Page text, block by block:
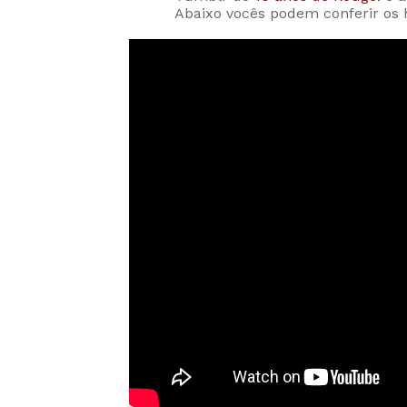
Abaixo vocês podem conferir